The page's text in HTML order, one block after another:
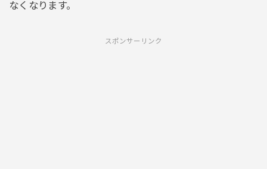
なくなります。
スポンサーリンク